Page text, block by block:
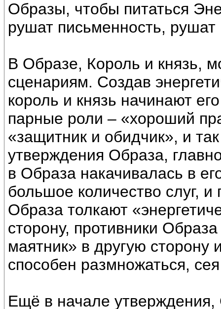
Образы, чтобы питаться
рушат письменность, рушат
В Образе, Король и князь,
сценариям. Создав
король и князь начинают
парные роли – «хороший
«защитник и обидчик», и
утверждения Образа,
в Образа накачивалась в
большое количество слуг,
Образа толкают
сторону, противники
маятник» в другую сторону
способен размножаться,
Ещё в начале